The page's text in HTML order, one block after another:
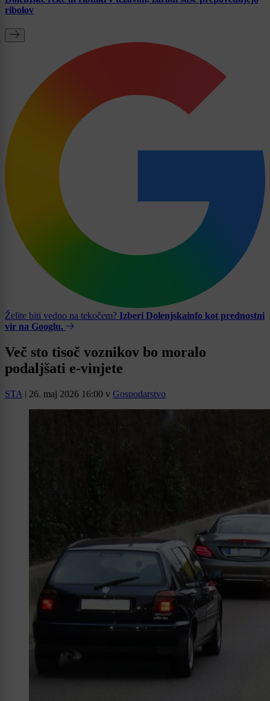
ribolov
Želite biti vedno na tekočem? Izberi Dolenjskainfo kot prednostni
vir na Googlu.
Več sto tisoč voznikov bo moralo
podaljšati e-vinjete
STA | 26. maj 2026 16:00 v Gospodarstvo